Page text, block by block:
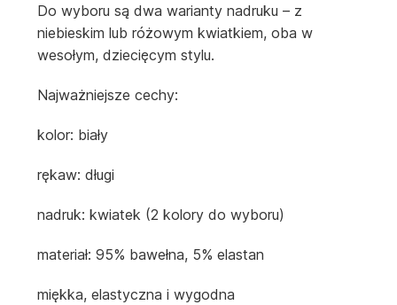
Do wyboru są dwa warianty nadruku – z
niebieskim lub różowym kwiatkiem, oba w
wesołym, dziecięcym stylu.
Najważniejsze cechy:
kolor: biały
rękaw: długi
nadruk: kwiatek (2 kolory do wyboru)
materiał: 95% bawełna, 5% elastan
miękka, elastyczna i wygodna